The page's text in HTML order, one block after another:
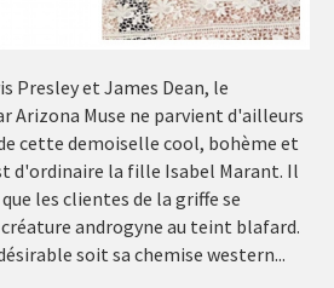
Presley et James Dean, le
Arizona Muse ne parvient d'ailleurs
cette demoiselle cool, bohème et
d'ordinaire la fille Isabel Marant. Il
les clientes de la griffe se
androgyne au teint blafard.
soit sa chemise western...